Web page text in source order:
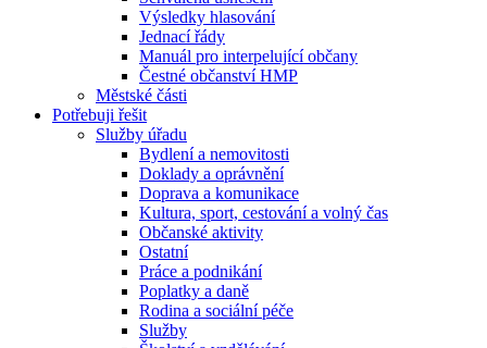
Výsledky hlasování
Jednací řády
Manuál pro interpelující občany
Čestné občanství HMP
Městské části
Potřebuji řešit
Služby úřadu
Bydlení a nemovitosti
Doklady a oprávnění
Doprava a komunikace
Kultura, sport, cestování a volný čas
Občanské aktivity
Ostatní
Práce a podnikání
Poplatky a daně
Rodina a sociální péče
Služby